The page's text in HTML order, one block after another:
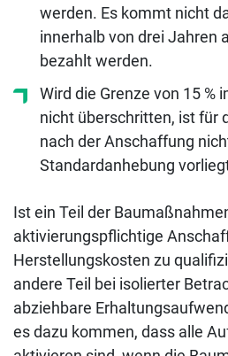
werden. Es kommt nicht
innerhalb von drei Jahren
bezahlt werden.
Wird die Grenze von 15 %
nicht überschritten, ist für
nach der Anschaffung
Standardanhebung
Ist ein Teil der
aktivierungspflichtige
Herstellungskosten zu
andere Teil bei isolierter
abziehbare
es dazu kommen, dass alle